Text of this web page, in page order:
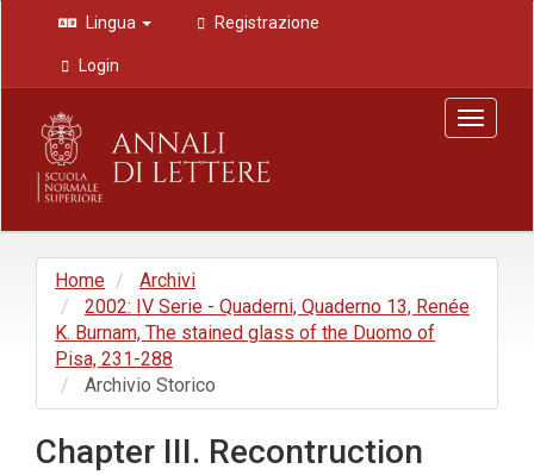
Navigazione
principale
Contenuto
principale
Barra
laterale
Lingua Registrazione
Login
Toggle
Home
Archivi
2002: IV Serie - Quaderni, Quaderno 13, Renée
K. Burnam, The stained glass of the Duomo of
Pisa, 231-288
Archivio Storico
Chapter III. Recontruction